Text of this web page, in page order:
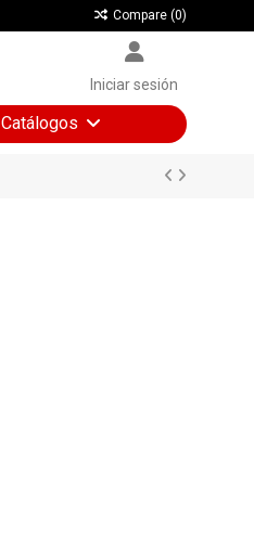
Compare (0)
Iniciar sesión
Catálogos